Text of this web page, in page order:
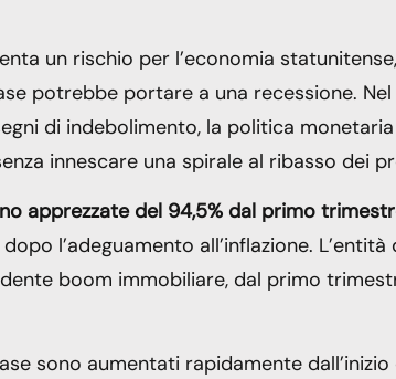
un rischio per l’economia
potrebbe portare a una recessione.
di indebolimento, la politica
innescare una spirale al ribasso dei
apprezzate del 94,5% dal primo
l’adeguamento all’inflazione.
boom immobiliare, dal primo
sono aumentati rapidamente